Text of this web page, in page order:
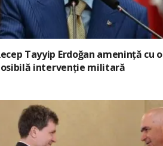
Tayyip Erdoğan amenință cu o
intervenție militară